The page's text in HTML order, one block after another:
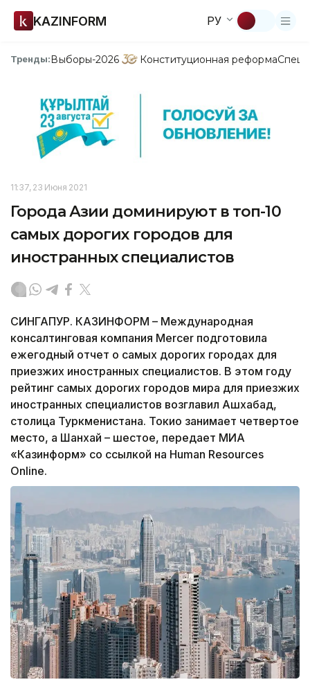
KAZINFORM РУ
Тренды:Выборы-2026 Конституционная реформа
11:37, 23 Июня 2021
Города Азии доминируют в топ-10
самых дорогих городов для
иностранных специалистов
СИНГАПУР. КАЗИНФОРМ – Международная
консалтинговая компания Mercer подготовила
ежегодный отчет о самых дорогих городах для
приезжих иностранных специалистов. В этом году
рейтинг самых дорогих городов мира для приезжих
иностранных специалистов возглавил Ашхабад,
столица Туркменистана. Токио занимает четвертое
место, а Шанхай – шестое, передает МИА
«Казинформ» со ссылкой на Human Resources
Online.